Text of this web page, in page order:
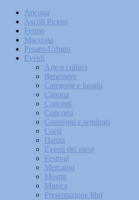
Ancona
Ascoli Piceno
Fermo
Macerata
Pesaro-Urbino
Eventi
Arte e cultura
Benessere
Categorie e luoghi
Cinema
Concerti
Concorsi
Convegni e seminari
Corsi
Danza
Eventi del mese
Festival
Mercatini
Mostre
Musica
Presentazione libri